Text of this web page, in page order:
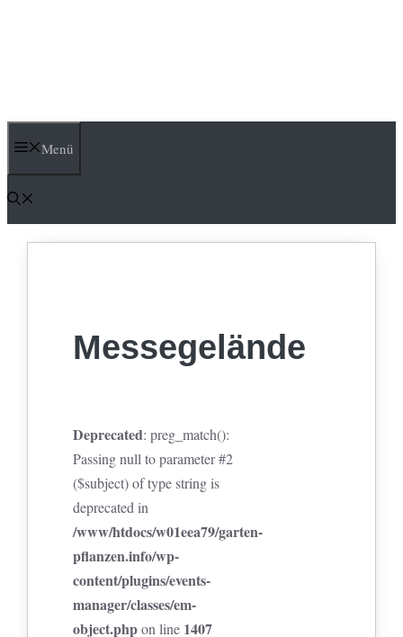
Menü
Messegelände
Deprecated: preg_match():
Passing null to parameter #2
($subject) of type string is
deprecated in
/www/htdocs/w01eea79/garten-
pflanzen.info/wp-
content/plugins/events-
manager/classes/em-
object.phpon line 1407